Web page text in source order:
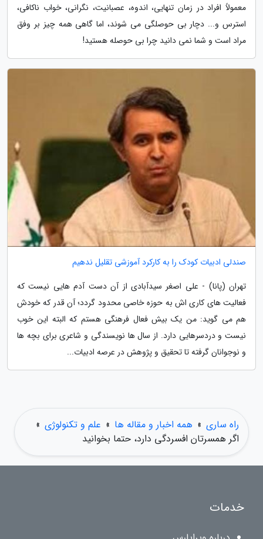
معمولاً افراد در زمان تنهایی، اندوه، عصبانیت، نگرانی، خواب ناکافی،
استرس و... دچار بی حوصلگی می شوند، اما گاهی همه چیز بر وفق
مراد است و شما نمی دانید چرا بی حوصله هستید!
صندلی ادبیات کودک را به کارکرد آموزشی تقلیل ندهیم
تهران (پانا) - علی اصغر سیدآبادی از آن دست آدم هایی نیست که
فعالیت های کاری اش به حوزه خاصی محدود گردد؛ آن قدر که خودش
هم می گوید: من یک بیش فعال فرهنگی هستم که البته این خوب
نیست و دردسرهایی دارد. از سال ها نویسندگی و شاعری برای بچه ها
و نوجوانان گرفته تا تحقیق و پژوهش در عرصه ادبیات...
راه ساری » همه اخبار و مقاله ها » علم و تکنولوژی »
اگر همسرتان افسردگی دارد، حتما بخوانید
خدمات